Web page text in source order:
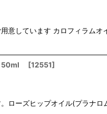
意しています カロフィラム
50ml [12551]
ローズヒップオイル(プラナ